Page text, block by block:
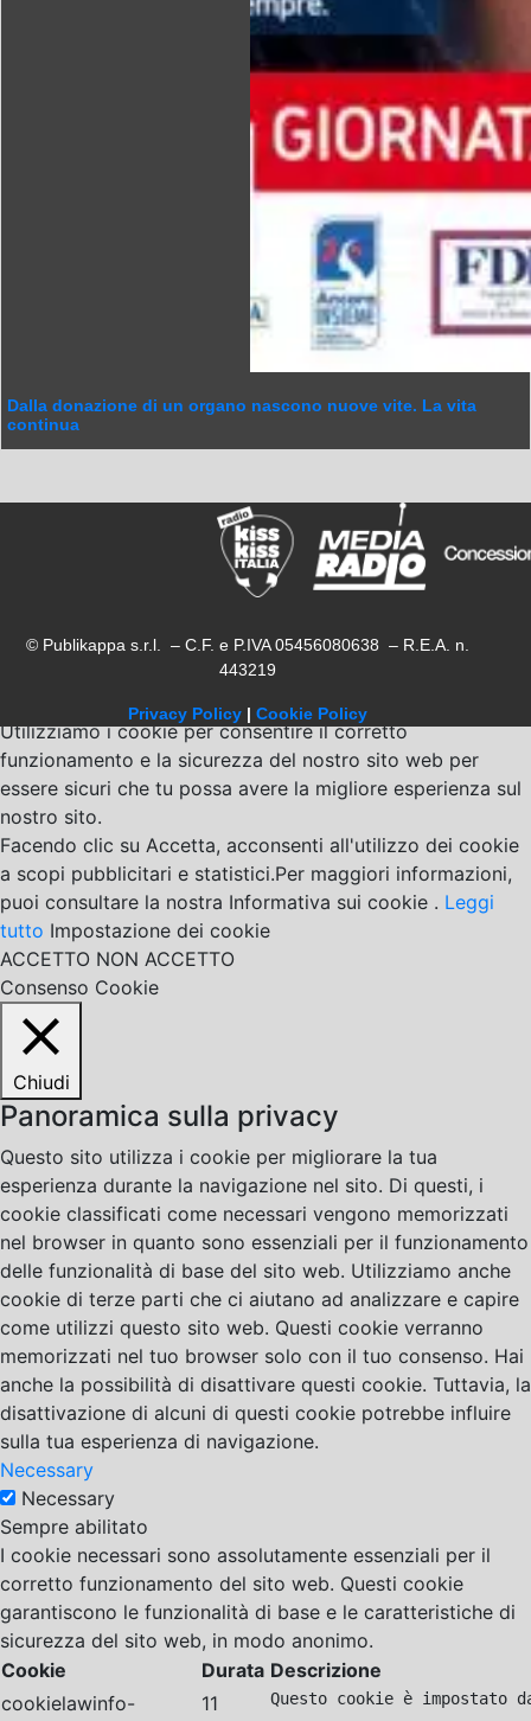
Dalla donazione di un organo nascono nuove vite. La vita
continua
© Publikappa s.r.l. – C.F. e P.IVA 05456080638 – R.E.A. n.
443219
Privacy Policy | Cookie Policy
Utilizziamo i cookie per consentire il corretto
funzionamento e la sicurezza del nostro sito web per
essere sicuri che tu possa avere la migliore esperienza sul
nostro sito.
Facendo clic su Accetta, acconsenti all'utilizzo dei cookie
a scopi pubblicitari e statistici.Per maggiori informazioni,
puoi consultare la nostra Informativa sui cookie . Leggi
tutto Impostazione dei cookie
ACCETTO NON ACCETTO
Consenso Cookie
Chiudi
Panoramica sulla privacy
Questo sito utilizza i cookie per migliorare la tua
esperienza durante la navigazione nel sito. Di questi, i
cookie classificati come necessari vengono memorizzati
nel browser in quanto sono essenziali per il funzionamento
delle funzionalità di base del sito web. Utilizziamo anche
cookie di terze parti che ci aiutano ad analizzare e capire
come utilizzi questo sito web. Questi cookie verranno
memorizzati nel tuo browser solo con il tuo consenso. Hai
anche la possibilità di disattivare questi cookie. Tuttavia, la
disattivazione di alcuni di questi cookie potrebbe influire
sulla tua esperienza di navigazione.
Necessary
Necessary
Sempre abilitato
I cookie necessari sono assolutamente essenziali per il
corretto funzionamento del sito web. Questi cookie
garantiscono le funzionalità di base e le caratteristiche di
sicurezza del sito web, in modo anonimo.
Cookie
Durata Descrizione
cookielawinfo-
11
Questo cookie è